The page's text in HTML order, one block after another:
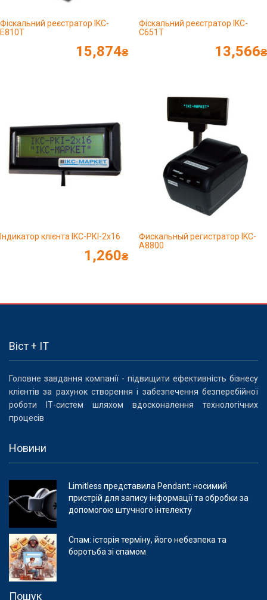
Фіскальний реєстратор IKC-
E810T
15,874₴
Фіскальний реєстратор IKC-
C651Т
13,566₴
Індикатор клієнта IKC-РКІ-2х16
1,260₴
Фискальный регистратор IKC-
A8800
Віст + IT
Головне завдання компанії - підвищити ефективність бізнесу
клієнтів за рахунок створення і забезпечення безперебійної
роботи ІТ-систем шляхом вдосконалення технологічних
процесів
Новини
Limitless представила Pendant: носимий
пристрій для запису інформації та обробки за
допомогою штучного інтелекту
Спам: історія терміну, його небезпека та
боротьба зі спамом
Пошук